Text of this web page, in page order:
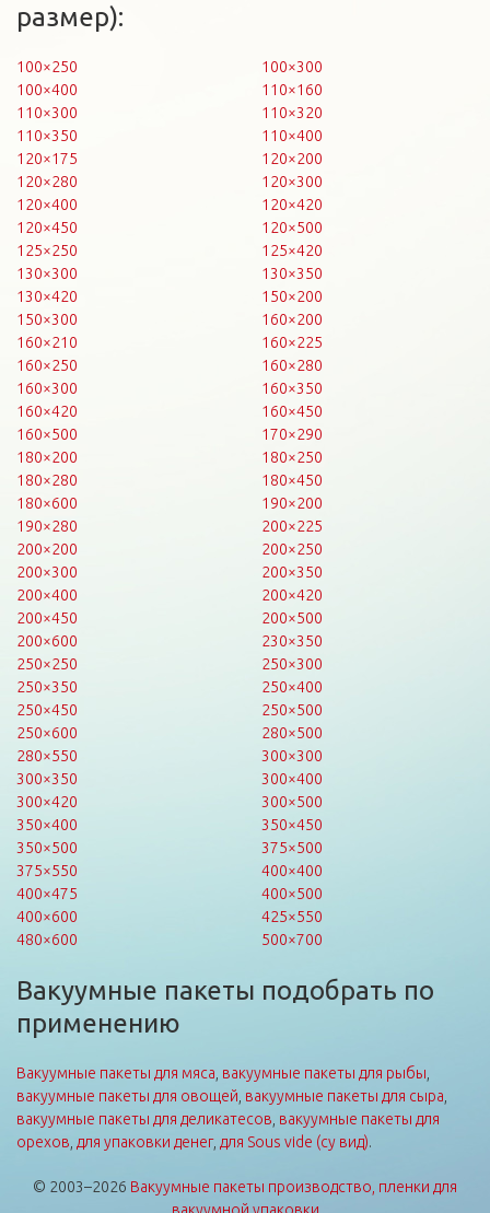
размер):
100×250
100×300
100×400
110×160
110×300
110×320
110×350
110×400
120×175
120×200
120×280
120×300
120×400
120×420
120×450
120×500
125×250
125×420
130×300
130×350
130×420
150×200
150×300
160×200
160×210
160×225
160×250
160×280
160×300
160×350
160×420
160×450
160×500
170×290
180×200
180×250
180×280
180×450
180×600
190×200
190×280
200×225
200×200
200×250
200×300
200×350
200×400
200×420
200×450
200×500
200×600
230×350
250×250
250×300
250×350
250×400
250×450
250×500
250×600
280×500
280×550
300×300
300×350
300×400
300×420
300×500
350×400
350×450
350×500
375×500
375×550
400×400
400×475
400×500
400×600
425×550
480×600
500×700
Вакуумные пакеты подобрать по
применению
Вакуумные пакеты для мяса вакуумные пакеты для рыбы
вакуумные пакеты для овощей вакуумные пакеты для сыра
вакуумные пакеты для деликатесов вакуумные пакеты для
орехов для упаковки денег, для Sous vide (су вид).
© 2003–2026 Вакуумные пакеты производство, пленки для
вакуумной упаковки